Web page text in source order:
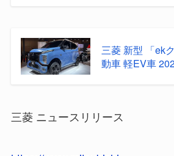
三菱 新型 「ek
動車 軽EV車
三菱 ニュースリリース